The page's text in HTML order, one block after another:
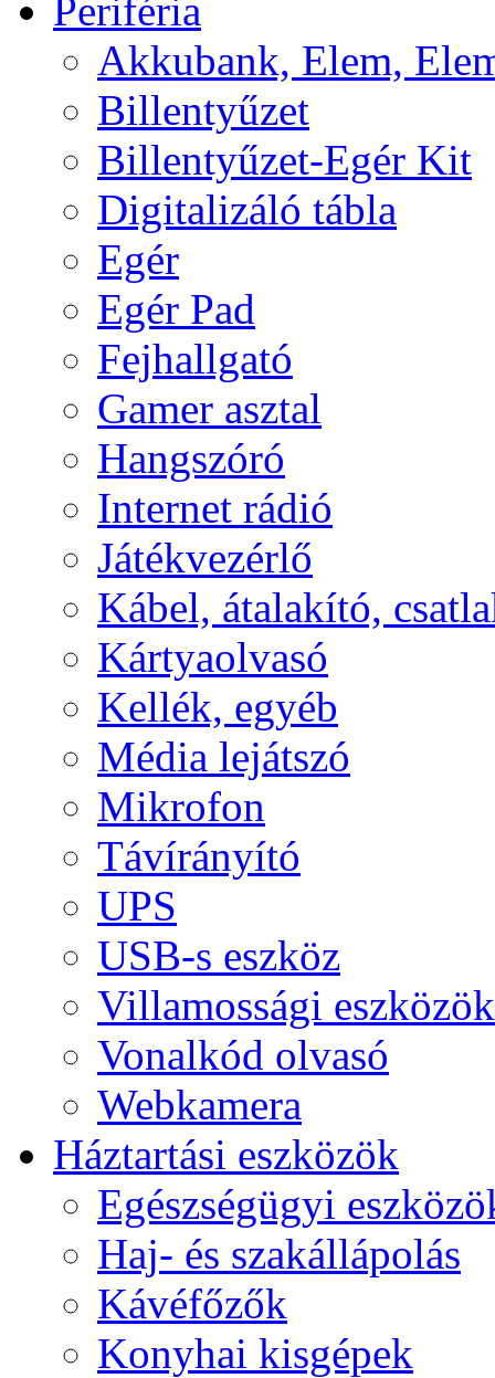
Periféria
Akkubank, Elem,
Billentyűzet
Billentyűzet-Egér Kit
Digitalizáló tábla
Egér
Egér Pad
Fejhallgató
Gamer asztal
Hangszóró
Internet rádió
Játékvezérlő
Kábel, átalakító,
Kártyaolvasó
Kellék, egyéb
Média lejátszó
Mikrofon
Távírányító
UPS
USB-s eszköz
Villamossági eszközök
Vonalkód olvasó
Webkamera
Háztartási eszközök
Egészségügyi
Haj- és szakállápolás
Kávéfőzők
Konyhai kisgépek